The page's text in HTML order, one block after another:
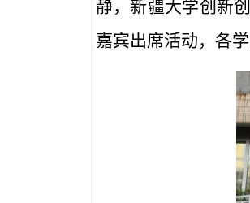
静，新疆大学创新
嘉宾出席活动，各